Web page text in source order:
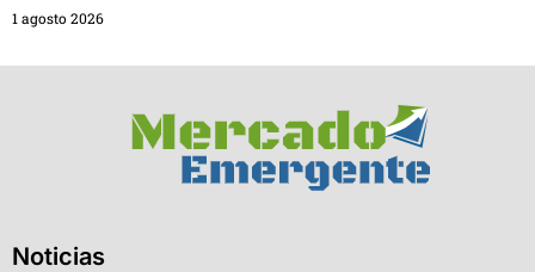
1 agosto 2026
Noticias